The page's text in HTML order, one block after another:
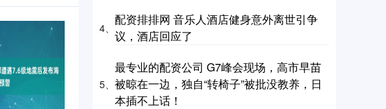
4、
配资排排网 音乐人酒店健身意外离世引争
议，酒店回应了
5、
最专业的配资公司 G7峰会现场，高市早苗
被晾在一边，独自“转椅子”被批没教养，日
本插不上话！